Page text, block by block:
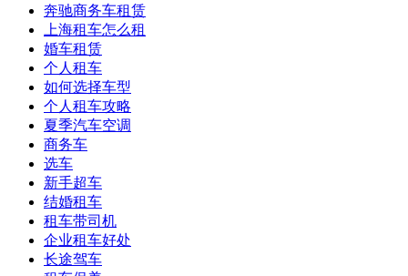
奔驰商务车租赁
上海租车怎么租
婚车租赁
个人租车
如何选择车型
个人租车攻略
夏季汽车空调
商务车
选车
新手超车
结婚租车
租车带司机
企业租车好处
长途驾车